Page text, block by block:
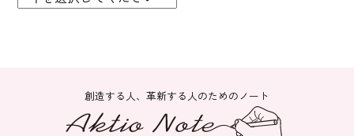
創造する人、革新する人のためのノート